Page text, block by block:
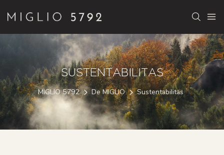
SUSTENTABILITAS
MIGLIO 5792 De MIGLIO Sustentabilitas